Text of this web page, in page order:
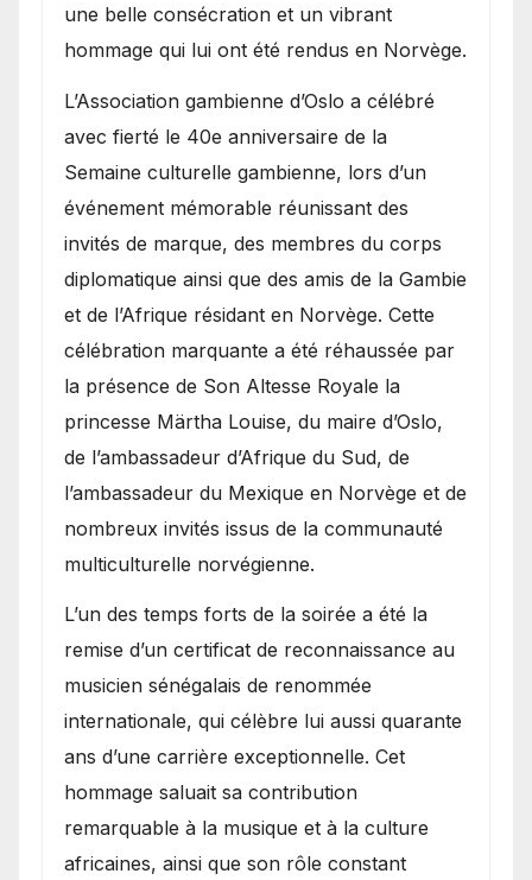
une belle consécration et un vibrant
hommage qui lui ont été rendus en Norvège.
​L’Association gambienne d’Oslo a célébré
avec fierté le 40e anniversaire de la
Semaine culturelle gambienne, lors d’un
événement mémorable réunissant des
invités de marque, des membres du corps
diplomatique ainsi que des amis de la Gambie
et de l’Afrique résidant en Norvège. Cette
célébration marquante a été réhaussée par
la présence de Son Altesse Royale la
princesse Märtha Louise, du maire d’Oslo,
de l’ambassadeur d’Afrique du Sud, de
l’ambassadeur du Mexique en Norvège et de
nombreux invités issus de la communauté
multiculturelle norvégienne.
​L’un des temps forts de la soirée a été la
remise d’un certificat de reconnaissance au
musicien sénégalais de renommée
internationale, qui célèbre lui aussi quarante
ans d’une carrière exceptionnelle. Cet
hommage saluait sa contribution
remarquable à la musique et à la culture
africaines, ainsi que son rôle constant